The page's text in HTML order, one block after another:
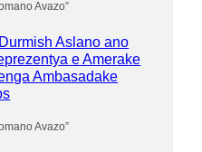
Avazo”
Aslano ano
e Amerake
Ambasadake
Avazo”